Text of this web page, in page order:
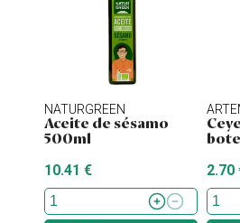
NATURGREEN
Aceite de sésamo
500ml
10.41 €
bote
2.70